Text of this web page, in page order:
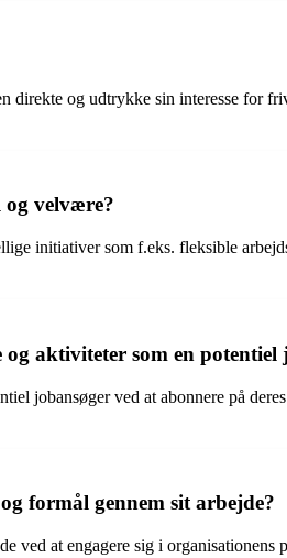
direkte og udtrykke sin interesse for
og velvære?
initiativer som f.eks. fleksible
aktiviteter som en potentiel
jobansøger ved at abonnere på
formål gennem sit arbejde?
at engagere sig i